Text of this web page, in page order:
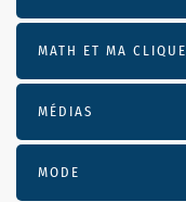
MATH ET MA CLIQUE
MÉDIAS
MODE